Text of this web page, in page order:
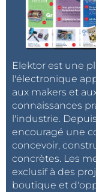
Elektor est une
l'électronique
aux makers et
connaissances
l'industrie.
encouragé une
concevoir,
concrètes. Les
exclusif à des
boutique et